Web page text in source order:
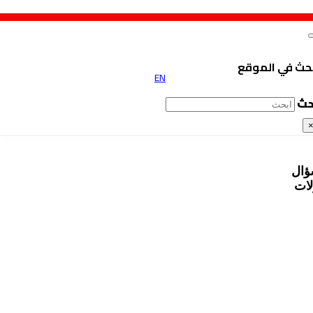
في الموقع
×
EN